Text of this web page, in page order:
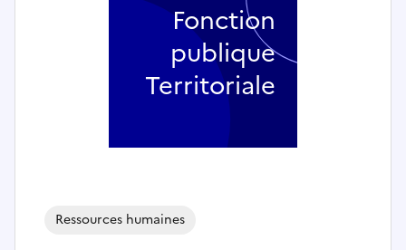
Ressources humaines
Fonction
publique
Territoriale